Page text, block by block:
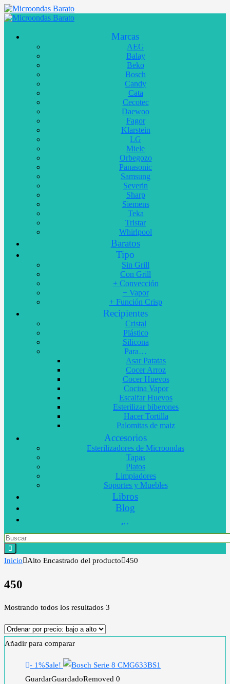
Marcas
AEG
Balay
Beko
Bosch
Candy
Cata
Cecotec
Daewoo
Fagor
Klarstein
LG
Miele
Orbegozo
Panasonic
Samsung
Severin
Sharp
Siemens
Teka
Tristar
Whirlpool
Baratos
Tipo
Sin Grill
Con Grill
+ Convección
+ Vapor
+ Función Crisp
Recipientes
Cristal
Plástico
Silicona
Para…
Asar Patatas
Cocer Arroz
Cocer Huevos
Cocina Vapor
Escalfar Huevos
Esterilizar biberones
Hacer Tortilla
Palomitas de maiz
Accesorios
Esterilizadores de Microondas
Tapas
Platos
Limpiadores
Soportes y Muebles
Libros
Blog
Inicio Alto Encastrado del producto 450
450
Mostrando todos los resultados 3
Añadir para comparar
- 1%Sale!
GuardarGuardadoRemoved 0